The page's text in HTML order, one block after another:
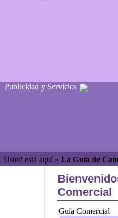
Publicidad y Servicios
Usted está aquí » La Guía de
Comercial
Guía Comercial